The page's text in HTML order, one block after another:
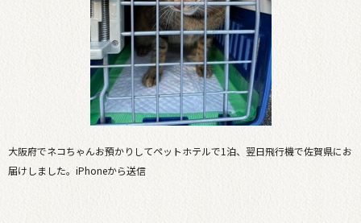
大阪府でネコちゃんお預かりしてペットホテルで1泊、翌日飛行機で佐賀県にお
届けしました。iPhoneから送信